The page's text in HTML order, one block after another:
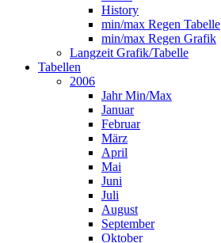
History
min/max Regen Tabelle
min/max Regen Grafik
Langzeit Grafik/Tabelle
Tabellen
2006
Jahr Min/Max
Januar
Februar
März
April
Mai
Juni
Juli
August
September
Oktober